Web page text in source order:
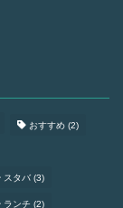
おすすめ (2)
スタバ (3)
ランチ (2)